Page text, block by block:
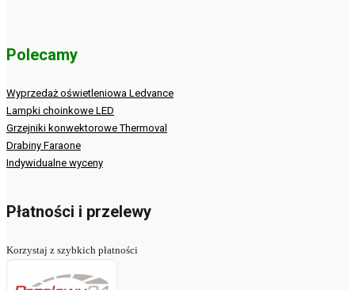
Polecamy
Wyprzedaż oświetleniowa Ledvance
Lampki choinkowe LED
Grzejniki konwektorowe Thermoval
Drabiny Faraone
Indywidualne wyceny
Płatności i przelewy
Korzystaj z szybkich płatności